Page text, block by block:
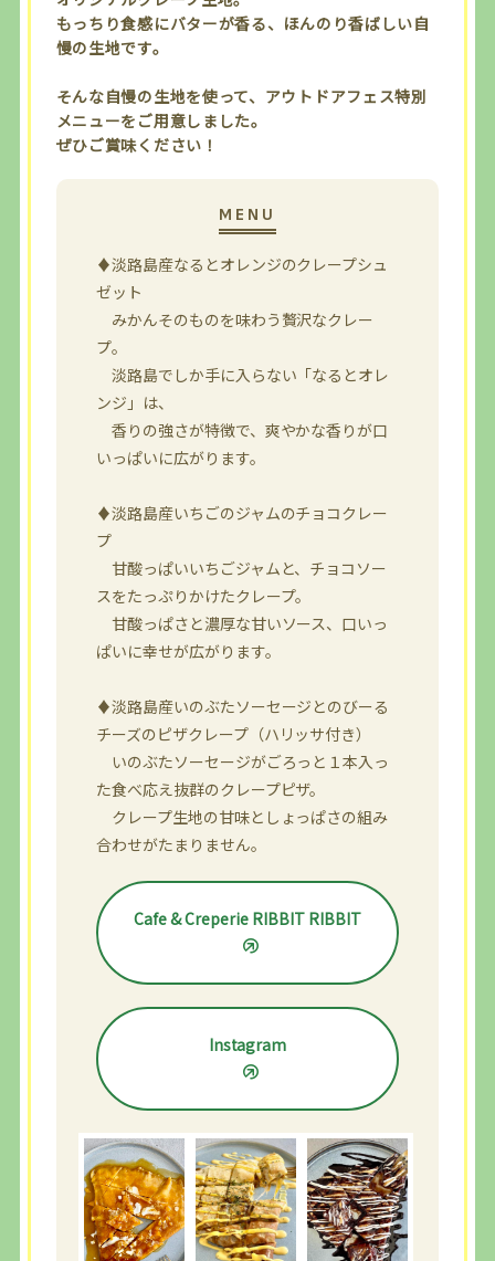
もっちり食感にバターが香る、ほんのり香ばしい自
慢の生地です。
そんな自慢の生地を使って、アウトドアフェス特別
メニューをご用意しました。
ぜひご賞味ください！
♦淡路島産なるとオレンジのクレープシュ
ゼット
みかんそのものを味わう贅沢なクレー
プ。
淡路島でしか手に入らない「なるとオレ
ンジ」は、
香りの強さが特徴で、爽やかな香りが口
いっぱいに広がります。
♦淡路島産いちごのジャムのチョコクレー
プ
甘酸っぱいいちごジャムと、チョコソー
スをたっぷりかけたクレープ。
甘酸っぱさと濃厚な甘いソース、口いっ
ぱいに幸せが広がります。
♦淡路島産いのぶたソーセージとのびーる
チーズのピザクレープ（ハリッサ付き）
いのぶたソーセージがごろっと１本入っ
た食べ応え抜群のクレープピザ。
クレープ生地の甘味としょっぱさの組み
合わせがたまりません。
Cafe & Creperie RIBBIT RIBBIT
Instagram